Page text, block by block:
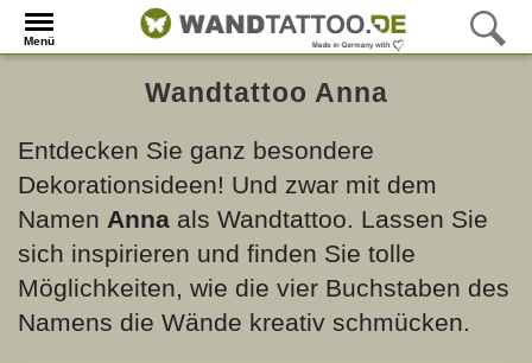
Menü
Wandtattoo Anna
Entdecken Sie ganz besondere
Dekorationsideen! Und zwar mit dem
Namen Anna als Wandtattoo. Lassen Sie
sich inspirieren und finden Sie tolle
Möglichkeiten, wie die vier Buchstaben des
Namens die Wände kreativ schmücken.